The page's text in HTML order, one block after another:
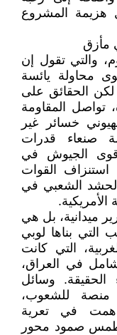
هزيمة المشروع
مأزق
والتي تقول إن
محاولة يائسة
لكن الحقائق على
المقاومة
خسائر غير
صنعاء قدرات
الجيوش في
استنزاف القوات
الحشد الشعبي في
ميدانية، بل هي
التي بناها لوبي
التي كانت
في العراق،
وسائل
منصة للشعوب،
في تعرية
طمس صمود محور